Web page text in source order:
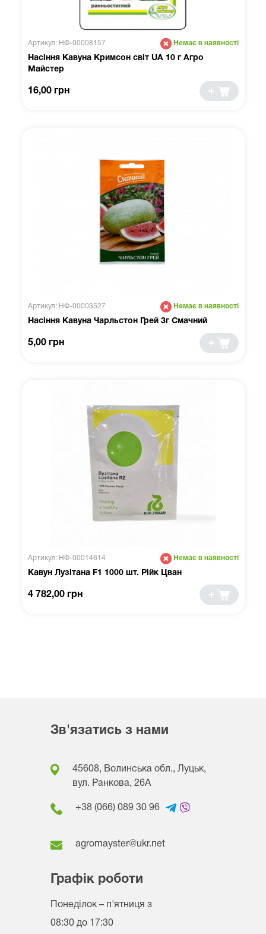
Артикул: НФ-00008157 Немає в наявності
Насіння Кавуна Кримсон світ UA 10 г Агро
Майстер
16,00 грн
Артикул: НФ-00003527 Немає в наявності
Насіння Кавуна Чарльстон Грей 3г Смачний
5,00 грн
Артикул: НФ-00014614 Немає в наявності
Кавун Лузітана F1 1000 шт. Рійк Цван
4 782,00 грн
Зв'язатись з нами
45608, Волинська обл., Луцьк,
вул. Ранкова, 26A
+38 (066) 089 30 96
agromayster@ukr.net
Графік роботи
Понеділок – п'ятниця з
08:30 до 17:30